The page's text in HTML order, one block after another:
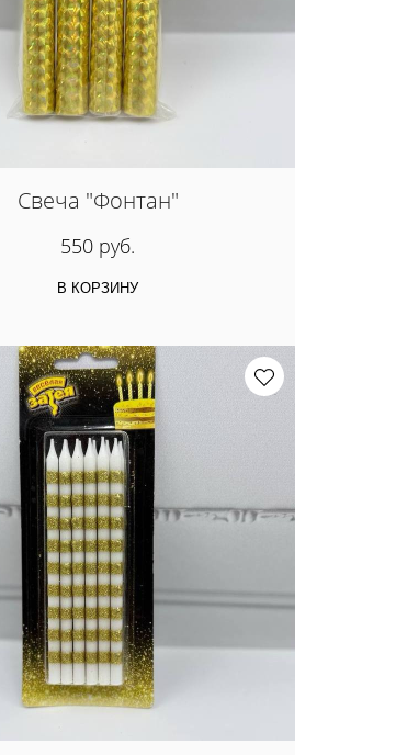
Свеча "Фонтан"
550 руб.
В КОРЗИНУ